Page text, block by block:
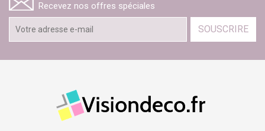
Recevez nos offres spéciales
SOUSCRIRE